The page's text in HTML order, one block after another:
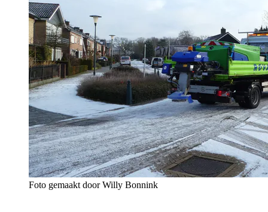
Foto gemaakt door Willy Bonnink